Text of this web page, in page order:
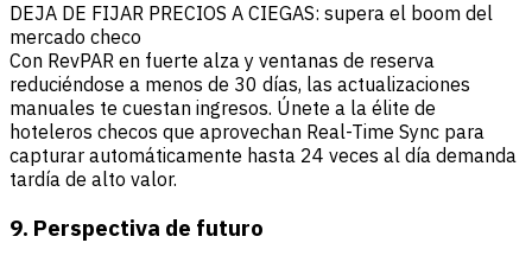
DEJA DE FIJAR PRECIOS A CIEGAS: supera el boom del
mercado checo
Con RevPAR en fuerte alza y ventanas de reserva
reduciéndose a menos de 30 días, las actualizaciones
manuales te cuestan ingresos. Únete a la élite de
hoteleros checos que aprovechan Real-Time Sync para
capturar automáticamente hasta 24 veces al día demanda
tardía de alto valor.
9. Perspectiva de futuro